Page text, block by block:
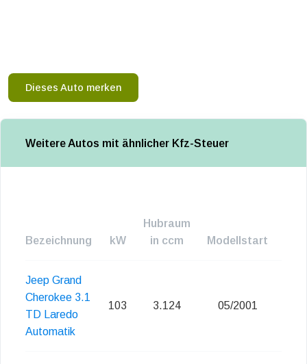
Dieses Auto merken
Weitere Autos mit ähnlicher Kfz-Steuer
Bezeichnung kW
Hubraum
in ccm
Modellstart
Jeep Grand
Cherokee 3.1
TD Laredo
Automatik
103 3.124 05/2001